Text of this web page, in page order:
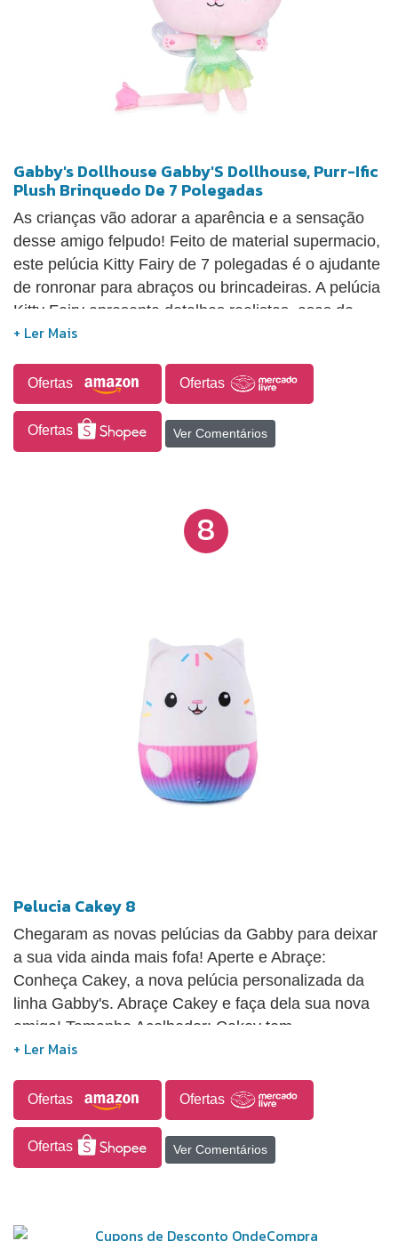
Gabby's Dollhouse Gabby'S Dollhouse, Purr-Ific
Plush Brinquedo De 7 Polegadas
As crianças vão adorar a aparência e a sensação
desse amigo felpudo! Feito de material supermacio,
este pelúcia Kitty Fairy de 7 polegadas é o ajudante
de ronronar para abraços ou brincadeiras. A pelúcia
Kitty Fairy apresenta detalhes realistas, asas de
fada, uma coroa de flores e um tecido colorido
de Gabby do programa! Os fãs de Gabby's
Dollhouse podem coletar todos os gatinhos
adoráveis ​​e irresistíveis, incluindo Pandy Paws,
Cakey Cat, MerCat e mais (cada um vendido
crianças a partir de 3 anos. Traga para casa seus
personagens favoritos com os bichos de pelúcia
Ofertas Ofertas
Ofertas Ver Comentários
8
Pelucia Cakey 8
Chegaram as novas pelúcias da Gabby para deixar
a sua vida ainda mais fofa! Aperte e Abraçe:
Conheça Cakey, a nova pelúcia personalizada da
linha Gabby's. Abraçe Cakey e faça dela sua nova
amiga! Tamanho Acolhedor: Cakey tem
aproximadamente 8 polegadas de fofura, perfeito
Desfrute de momentos aconchegantes e fofos com
as novas pelúcias da Gabby, trazendo uma dose
extra de fofura para o seu dia-a-dia.
Ofertas Ofertas
Ofertas Ver Comentários